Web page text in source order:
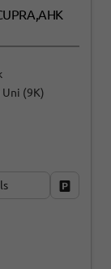
Uni (9K)